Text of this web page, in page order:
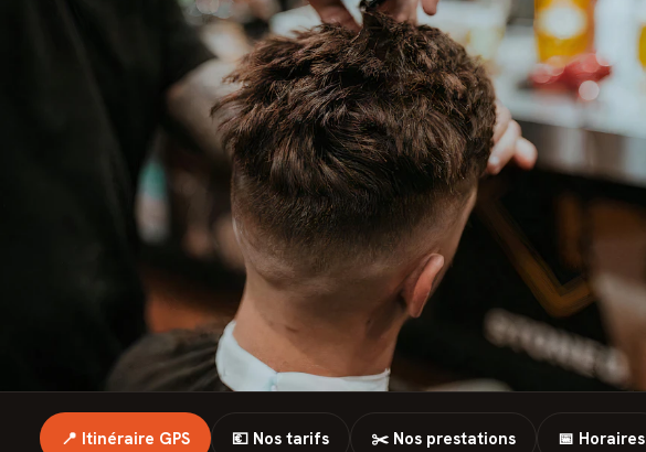
📍 Itinéraire GPS 💶 Nos tarifs ✂️ Nos prestations 📅 Horaires